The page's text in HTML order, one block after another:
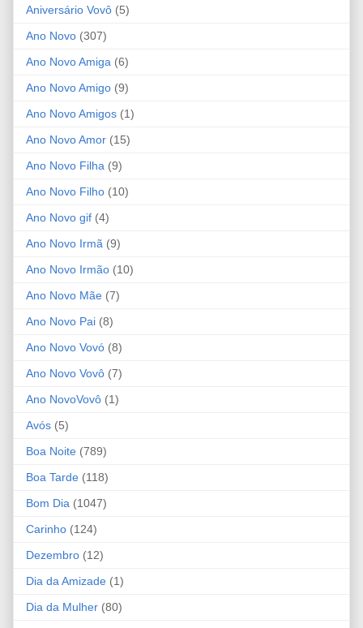
Aniversário Vovô (5)
Ano Novo (307)
Ano Novo Amiga (6)
Ano Novo Amigo (9)
Ano Novo Amigos (1)
Ano Novo Amor (15)
Ano Novo Filha (9)
Ano Novo Filho (10)
Ano Novo gif (4)
Ano Novo Irmã (9)
Ano Novo Irmão (10)
Ano Novo Mãe (7)
Ano Novo Pai (8)
Ano Novo Vovó (8)
Ano Novo Vovô (7)
Ano NovoVovô (1)
Avós (5)
Boa Noite (789)
Boa Tarde (118)
Bom Dia (1047)
Carinho (124)
Dezembro (12)
Dia da Amizade (1)
Dia da Mulher (80)